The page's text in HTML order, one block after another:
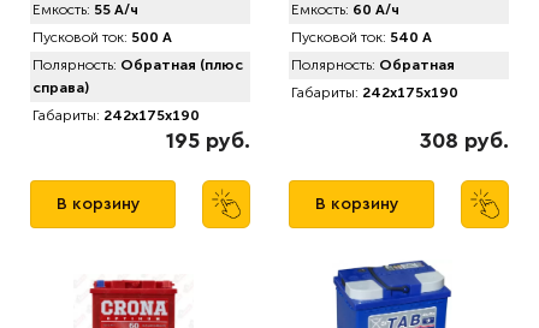
Емкость: 55 А/ч
Пусковой ток: 500 А
Полярность: Обратная (плюс
справа)
Габариты: 242x175x190
195 руб.
В корзину
Емкость: 60 А/ч
Пусковой ток: 540 А
Полярность: Обратная
Габариты: 242x175x190
308 руб.
В корзину